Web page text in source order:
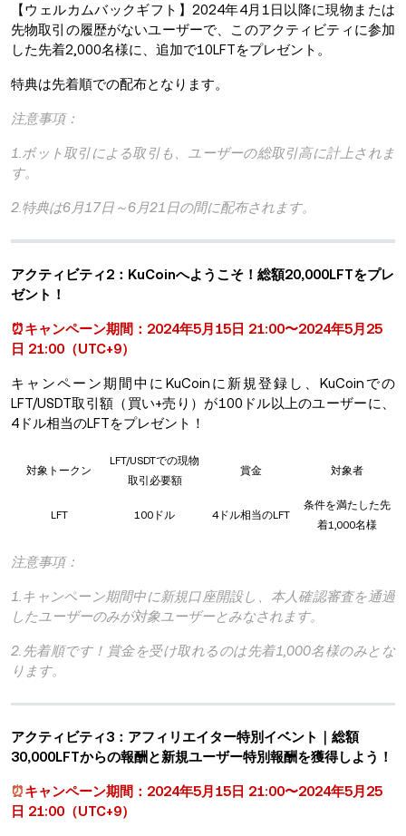
【ウェルカムバックギフト】2024年4月1日以降に現物または
先物取引の履歴がないユーザーで、このアクティビティに参加
した先着2,000名様に、追加で10LFTをプレゼント。
特典は先着順での配布となります。
注意事項：
1.ボット取引による取引も、ユーザーの総取引高に計上されま
す。
2.特典は6月17日～6月21日の間に配布されます。
アクティビティ2：KuCoinへようこそ！総額20,000LFTをプレ
ゼント！
⏰キャンペーン期間：2024年5月15日 21:00〜2024年5月25
日 21:00（UTC+9）
キャンペーン期間中にKuCoinに新規登録し、KuCoinでの
LFT/USDT取引額（買い+売り）が100ドル以上のユーザーに、
4ドル相当のLFTをプレゼント！
対象トークン
LFT/USDTでの現物
取引必要額
賞金 対象者
LFT 100ドル 4ドル相当のLFT
条件を満たした先
着1,000名様
注意事項：
1.キャンペーン期間中に新規口座開設し、本人確認審査を通過
したユーザーのみが対象ユーザーとみなされます。
2.先着順です！賞金を受け取れるのは先着1,000名様のみとな
ります。
アクティビティ3：アフィリエイター特別イベント｜総額
30,000LFTからの報酬と新規ユーザー特別報酬を獲得しよう！
⏰キャンペーン期間：2024年5月15日 21:00〜2024年5月25
日 21:00（UTC+9）